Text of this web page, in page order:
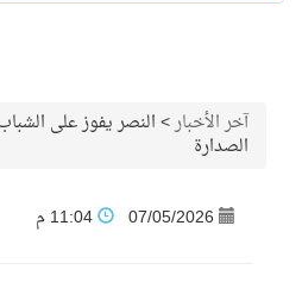
آخر الأخبار>النصر يفوز على
الصدارة
07/05/2026